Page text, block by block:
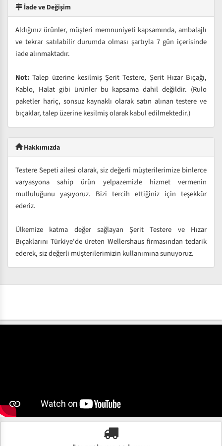
İade ve Değişim
Aldığınız ürünler, müşteri memnuniyeti kapsamında, ambalajlı
ve tekrar satılabilir durumda olması şartıyla 7 gün içerisinde
iade alınmaktadır.
Not: Talep üzerine kesilmiş Şerit Testere, Şerit Hızar Bıçağı,
Kablo, Halat gibi ürünler bu kapsama dahil değildir. (Rulo
paketler hariç, sonsuz kaynaklı olarak satın alınan testere ve
bıçaklar, talep üzerine kesilmiş olarak kabul edilmektedir.)
Hakkımızda
Testere Sepeti ailesi olarak, siz değerli müşterilerimize binlerce
varyasyona sahip ürün yelpazemizle hizmet vermenin
mutluluğunu yaşıyoruz. Bizi tercih ettiğiniz için teşekkür
ederiz.
Ülkemize katma değer sağlayan Şerit Testere ve Hızar
Bıçaklarını Türkiye'de üreten Wellershaus firmasından tedarik
ederek, siz değerli müşterilerimizin kullanımına sunuyoruz.